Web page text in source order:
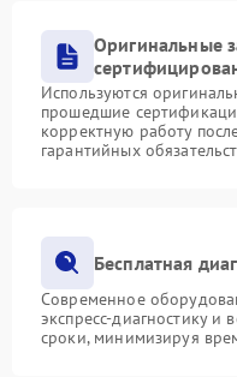
Оригинальные
Используются
прошедшие
корректную работу
гарантийных
Бесплатная
Современное
экспресс-диагностику и
сроки, минимизируя